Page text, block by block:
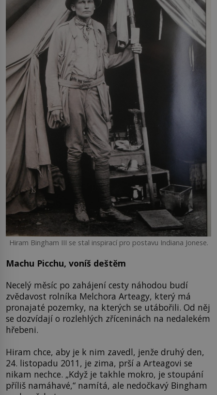
Hiram Bingham III se stal inspirací pro postavu Indiana Jonese.
Machu Picchu, voníš deštěm
Necelý měsíc po zahájení cesty náhodou budí
zvědavost rolníka Melchora Arteagy, který má
pronajaté pozemky, na kterých se utábořili. Od něj
se dozvídají o rozlehlých zříceninách na nedalekém
hřebeni.
Hiram chce, aby je k nim zavedl, jenže druhý den,
24. listopadu 2011, je zima, prší a Arteagovi se
nikam nechce. „Když je takhle mokro, je stoupání
příliš namáhavé,“ namítá, ale nedočkavý Bingham